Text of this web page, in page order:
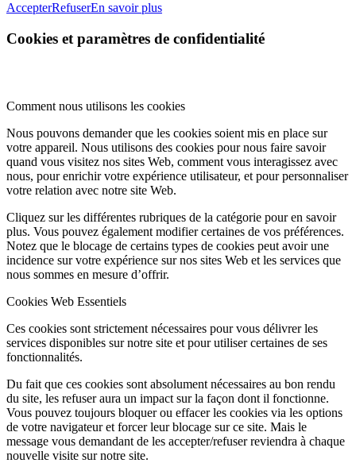
AccepterRefuserEn savoir plus
Cookies et paramètres de confidentialité
Comment nous utilisons les cookies
Nous pouvons demander que les cookies soient mis en place sur
votre appareil. Nous utilisons des cookies pour nous faire savoir
quand vous visitez nos sites Web, comment vous interagissez avec
nous, pour enrichir votre expérience utilisateur, et pour personnaliser
votre relation avec notre site Web.
Cliquez sur les différentes rubriques de la catégorie pour en savoir
plus. Vous pouvez également modifier certaines de vos préférences.
Notez que le blocage de certains types de cookies peut avoir une
incidence sur votre expérience sur nos sites Web et les services que
nous sommes en mesure d’offrir.
Cookies Web Essentiels
Ces cookies sont strictement nécessaires pour vous délivrer les
services disponibles sur notre site et pour utiliser certaines de ses
fonctionnalités.
Du fait que ces cookies sont absolument nécessaires au bon rendu
du site, les refuser aura un impact sur la façon dont il fonctionne.
Vous pouvez toujours bloquer ou effacer les cookies via les options
de votre navigateur et forcer leur blocage sur ce site. Mais le
message vous demandant de les accepter/refuser reviendra à chaque
nouvelle visite sur notre site.